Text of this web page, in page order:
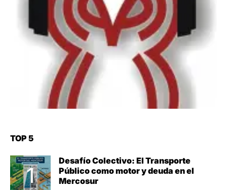
TOP 5
Desafío Colectivo: El Transporte
Público como motor y deuda en el
Mercosur